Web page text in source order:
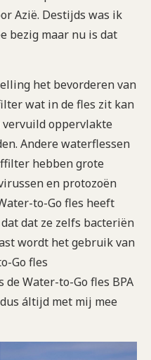
Azië. Destijds was ik
bezig maar nu is dat
het bevorderen van
wat in de fles zit kan
oppervlakte
Andere waterflessen
hebben grote
en protozoën
to-Go fles heeft
dat ze zelfs bacteriën
wordt het gebruik van
Go fles
Water-to-Go fles BPA
áltijd met mij mee